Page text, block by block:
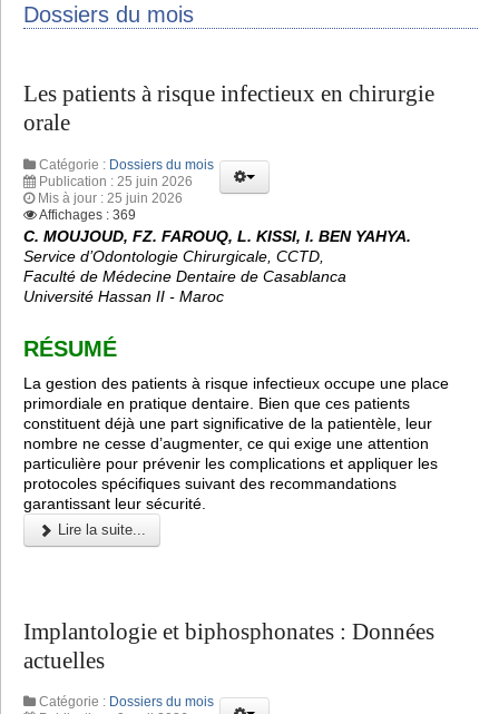
Dossiers du mois
Les patients à risque infectieux en chirurgie
orale
Catégorie : Dossiers du mois
Publication : 25 juin 2026
Mis à jour : 25 juin 2026
Affichages : 369
C. MOUJOUD, FZ. FAROUQ, L. KISSI, I. BEN YAHYA.
Service d’Odontologie Chirurgicale, CCTD,
Faculté de Médecine Dentaire de Casablanca
Université Hassan II - Maroc
RÉSUMÉ
La gestion des patients à risque infectieux occupe une place
primordiale en pratique dentaire. Bien que ces patients
constituent déjà une part significative de la patientèle, leur
nombre ne cesse d’augmenter, ce qui exige une attention
particulière pour prévenir les complications et appliquer les
protocoles spécifiques suivant des recommandations
garantissant leur sécurité.
Lire la suite...
Implantologie et biphosphonates : Données
actuelles
Catégorie : Dossiers du mois